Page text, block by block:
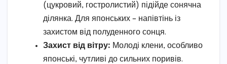
(цукровий, гостролистий) підійде сонячна
ділянка. Для японських – напівтінь із
захистом від полуденного сонця.
Захист від вітру: Молоді клени, особливо
японські, чутливі до сильних поривів.